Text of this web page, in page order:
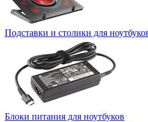
Подставки и столики для
Блоки питания для ноутбуков